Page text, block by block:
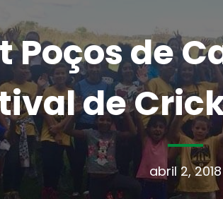
de
de
abril 2, 2018